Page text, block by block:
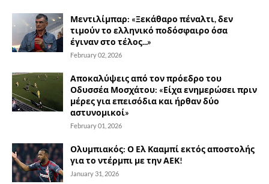
Μεντιλίμπαρ: «Ξεκάθαρο πέναλτι, δεν
τιμούν το ελληνικό ποδόσφαιρο όσα
έγιναν στο τέλος...»
February 02, 2026
Αποκαλύψεις από τον πρόεδρο του
Οδυσσέα Μοσχάτου: «Είχα ενημερώσει πριν
μέρες για επεισόδια και ήρθαν δύο
αστυνομικοί»
February 01, 2026
Ολυμπιακός: Ο Ελ Κααμπί εκτός αποστολής
για το ντέρμπι με την ΑΕΚ!
January 31, 2026